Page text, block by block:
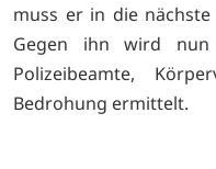
muss er in die
Gegen ihn wird nun
Polizeibeamte,
Bedrohung ermittelt.